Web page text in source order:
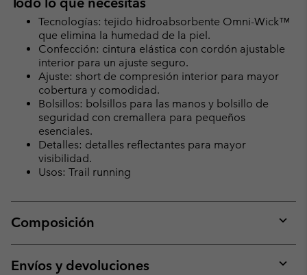
Tecnologías: tejido hidroabsorbente Omni-Wick™
que elimina la humedad de la piel.
Confección: cintura elástica con cordón ajustable
interior para un ajuste seguro.
Ajuste: short de compresión interior para mayor
cobertura y comodidad.
Bolsillos: bolsillos para las manos y bolsillo de
seguridad con cremallera para pequeños
esenciales.
Detalles: detalles reflectantes para mayor
visibilidad.
Usos: Trail running
Composición
or
Envíos y devoluciones